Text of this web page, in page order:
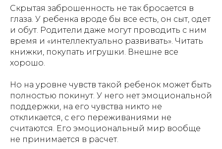
Скрытая заброшенность не так бросается в
глаза. У ребенка вроде бы все есть, он сыт, одет
и обут. Родители даже могут проводить с ним
время и «интеллектуально развивать». Читать
книжки, покупать игрушки. Внешне все
хорошо.
Но на уровне чувств такой ребенок может быть
полностью покинут. У него нет эмоциональной
поддержки, на его чувства никто не
откликается, с его переживаниями не
считаются. Его эмоциональный мир вообще
не принимается в расчет.